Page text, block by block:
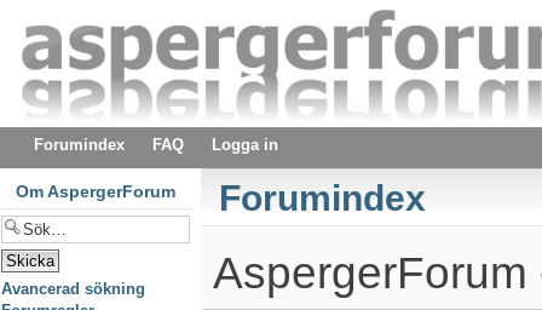
Forumindex FAQ Logga in
Forumindex
AspergerForum
Om AspergerForum
Avancerad sökning